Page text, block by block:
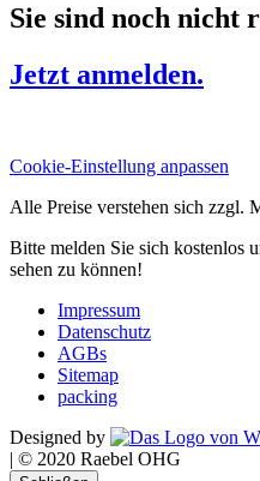
Sie sind noch nicht
Jetzt anmelden.
Cookie-Einstellung anpassen
Alle Preise verstehen sich zzgl.
Bitte melden Sie sich kostenlos
sehen zu können!
Impressum
Datenschutz
AGBs
Sitemap
packing
Designed by
| © 2020 Raebel OHG